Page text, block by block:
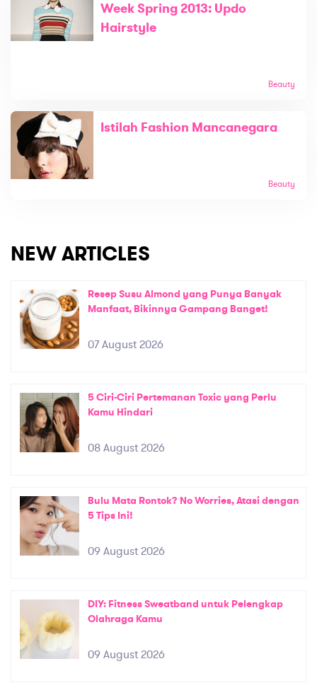
Week Spring 2013: Updo
Hairstyle
Beauty
Istilah Fashion Mancanegara
Beauty
NEW ARTICLES
Resep Susu Almond yang Punya Banyak
Manfaat, Bikinnya Gampang Banget!
07 August 2026
5 Ciri-Ciri Pertemanan Toxic yang Perlu
Kamu Hindari
08 August 2026
Bulu Mata Rontok? No Worries, Atasi dengan
5 Tips Ini!
09 August 2026
DIY: Fitness Sweatband untuk Pelengkap
Olahraga Kamu
09 August 2026